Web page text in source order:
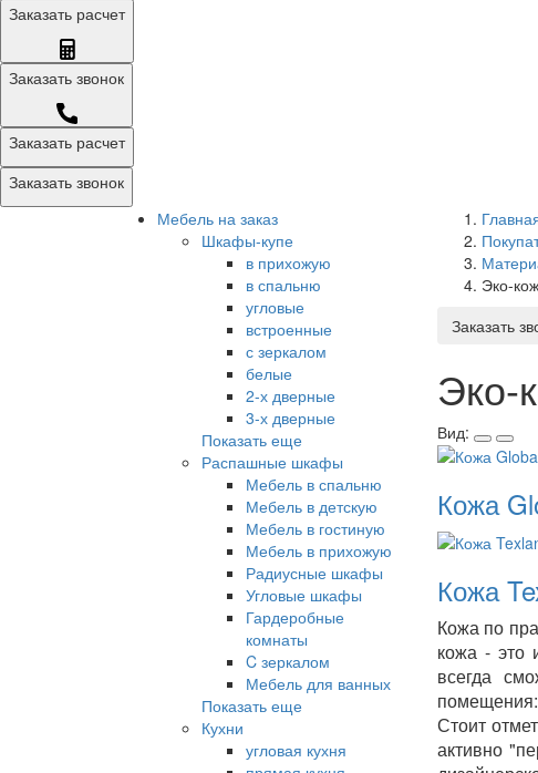
Заказать расчет
Заказать звонок
Заказать расчет
Заказать звонок
Мебель на заказ
Шкафы-купе
в прихожую
в спальню
угловые
встроенные
с зеркалом
белые
2-х дверные
3-х дверные
Показать еще
Распашные шкафы
Мебель в спальню
Мебель в детскую
Мебель в гостиную
Мебель в прихожую
Радиусные шкафы
Угловые шкафы
Гардеробные
комнаты
C зеркалом
Мебель для ванных
Показать еще
Кухни
угловая кухня
Эко-
Заказать
Эко-
Вид:
Кожа
Кожа
Кожа по
кожа - это
всегда
помещения:
Стоит
активно